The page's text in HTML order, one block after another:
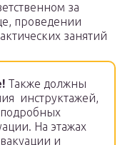
за
проведении
занятий
Также должны
инструктажей,
На этажах
и